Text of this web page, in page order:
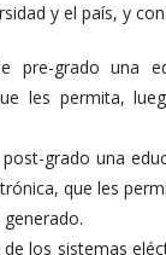
y el país, y
pre-grado una
les permita,
grado una
que les
los sistemas